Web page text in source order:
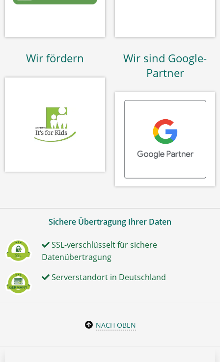
Wir fördern
Wir sind Google-
Partner
Sichere Übertragung Ihrer Daten
SSL-verschlüsselt für sichere
Datenübertragung
Serverstandort in Deutschland
NACH OBEN